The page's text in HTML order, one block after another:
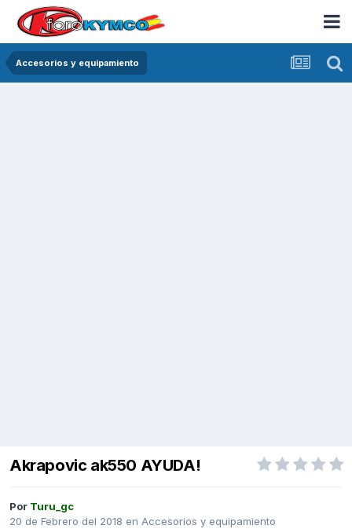
Accesorios y equipamiento
Akrapovic ak550 AYUDA!
Por Turu_gc
20 de Febrero del 2018 en Accesorios y equipamiento